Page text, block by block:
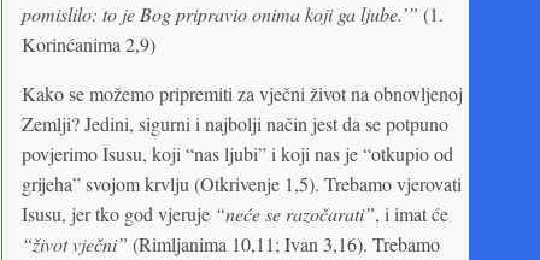
pomislilo: to je Bog pripravio onima koji ga ljube.’” (1.
Korinćanima 2,9)
Kako se možemo pripremiti za vječni život na obnovljenoj
Zemlji? Jedini, sigurni i najbolji način jest da se potpuno
povjerimo Isusu, koji “nas ljubi” i koji nas je “otkupio od
grijeha” svojom krvlju (Otkrivenje 1,5). Trebamo vjerovati
Isusu, jer tko god vjeruje “neće se razočarati”, i imat će
“život vječni” (Rimljanima 10,11; Ivan 3,16). Trebamo